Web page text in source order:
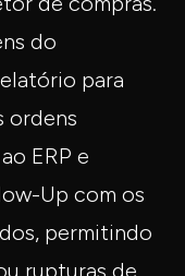
do
para
ordens
ERP e
Up com os
permitindo
rupturas de